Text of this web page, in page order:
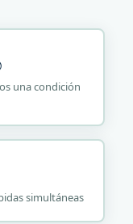
una condición
simultáneas